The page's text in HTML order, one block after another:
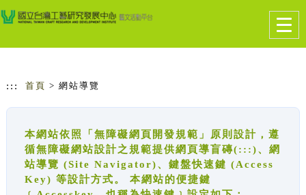
跳到主要內容
網站導覽
::: 首頁 > 網站導覽
本網站依照「無障礙網頁開發規範」原則設計，遵
循無障礙網站設計之規範提供網頁導盲磚(:::)、網
站導覽 (Site Navigator)、鍵盤快速鍵 (Access
Key) 等設計方式。 本網站的便捷鍵